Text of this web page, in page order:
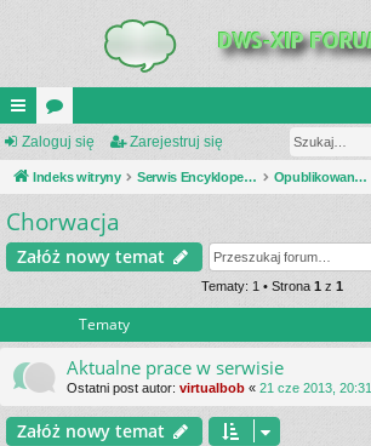
UI
C
K
_L
or
a
Zaloguj się Zarejestruj się
Indeks witryny Serwis Encyklopedia Uzbrojenia Opublikowane zestawienia
Chorwacja
Załóż nowy temat
Tematy: 1 • Strona 1 z 1
Tematy
Aktualne prace w serwisie
Ostatni post autor: virtualbob « 21 cze 2013, 20:31
Załóż nowy temat